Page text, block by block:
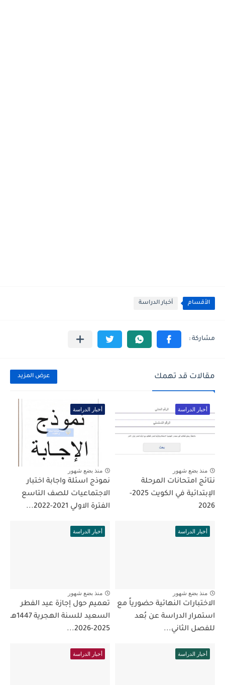
الأقسام أخبار الدراسة
مقالات قد تهمك عرض المزيد
أخبار الدراسة
منذ بضع شهور
نتائج امتحانات المرحلة
الإبتدائية في الكويت 2025-
2026
أخبار الدراسة
منذ بضع شهور
نموذج اسئلة واجابة اختبار
الاجتماعيات للصف التاسع
الفترة الاولي 2021-2022...
أخبار الدراسة
منذ بضع شهور
الاختبارات النهائية حضورياً مع
استمرار الدراسة عن بُعد
للفصل الثاني...
أخبار الدراسة
منذ بضع شهور
تعميم حول إجازة عيد الفطر
السعيد للسنة الهجرية 1447هـ
2025-2026...
أخبار الدراسة أخبار الدراسة